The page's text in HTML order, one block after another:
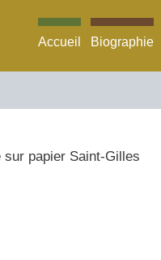
Nav FR
Accueil Biographie
papier Saint-Gilles